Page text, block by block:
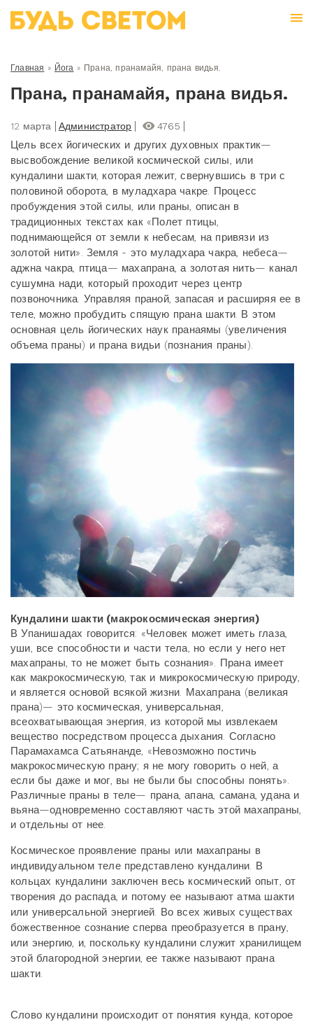
Главная » Йога » Прана, пранамайя, прана видья.
Прана, пранамайя, прана видья.
12 марта Администратор 4765
Цель всех йогических и других духовных практик—
высвобождение великой космической силы, или
кундалини шакти, которая лежит, свернувшись в три с
половиной оборота, в муладхара чакре. Процесс
пробуждения этой силы, или праны, описан в
традиционных текстах как «Полет птицы,
поднимающейся от земли к небесам, на привязи из
золотой нити». Земля - это муладхара чакра, небеса—
аджна чакра, птица— махапрана, а золотая нить— канал
сушумна нади, который проходит через центр
позвоночника. Управляя праной, запасая и расширяя ее в
теле, можно пробудить спящую прана шакти. В этом
основная цель йогических наук пранаямы (увеличения
объема праны) и прана видьи (познания праны).
Кундалини шакти (макрокосмическая энергия)
В Упанишадах говорится: «Человек может иметь глаза,
уши, все способности и части тела, но если у него нет
махапраны, то не может быть сознания». Прана имеет
как макрокосмическую, так и микрокосмическую природу,
и является основой всякой жизни. Махапрана (великая
прана)— это космическая, универсальная,
всеохватывающая энергия, из которой мы извлекаем
вещество посредством процесса дыхания. Согласно
Парамахамса Сатьянанде, «Невозможно постичь
макрокосмическую прану; я не могу говорить о ней, а
если бы даже и мог, вы не были бы способны понять».
Различные праны в теле— прана, апана, самана, удана и
вьяна—одновременно составляют часть этой махапраны,
и отдельны от нее.
Космическое проявление праны или махапраны в
индивидуальном теле представлено кундалини. В
кольцах кундалини заключен весь космический опыт, от
творения до распада, и потому ее называют атма шакти
или универсальной энергией. Во всех живых существах
божественное сознание сперва преобразуется в прану,
или энергию, и, поскольку кундалини служит хранилищем
этой благородной энергии, ее также называют прана
шакти.
Слово кундалини происходит от понятия кунда, которое